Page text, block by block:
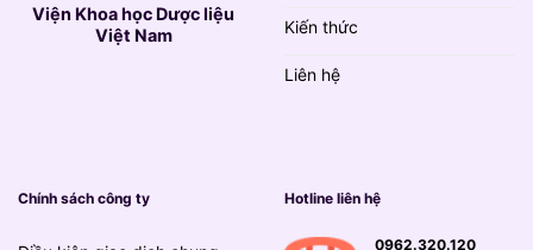
Viện Khoa học Dược liệu
Việt Nam
Kiến thức
Liên hệ
Chính sách công ty Hotline liên hệ
0962.320.120